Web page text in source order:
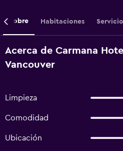
Sobre Habitaciones
Acerca de Carmana
Vancouver
Limpieza
Comodidad
Ubicación